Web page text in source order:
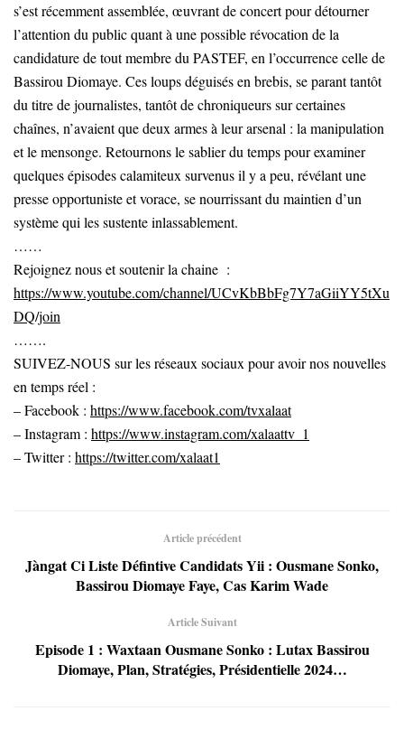
s’est récemment assemblée, œuvrant de concert pour détourner
l’attention du public quant à une possible révocation de la
candidature de tout membre du PASTEF, en l’occurrence celle de
Bassirou Diomaye. Ces loups déguisés en brebis, se parant tantôt
du titre de journalistes, tantôt de chroniqueurs sur certaines
chaînes, n’avaient que deux armes à leur arsenal : la manipulation
et le mensonge. Retournons le sablier du temps pour examiner
quelques épisodes calamiteux survenus il y a peu, révélant une
presse opportuniste et vorace, se nourrissant du maintien d’un
système qui les sustente inlassablement.
……
Rejoignez nous et soutenir la chaine :
https://www.youtube.com/channel/UCvKbBbFg7Y7aGiiYY5tXu
DQ/join
…….
SUIVEZ-NOUS sur les réseaux sociaux pour avoir nos nouvelles
en temps réel :
– Facebook : https://www.facebook.com/tvxalaat
– Instagram : https://www.instagram.com/xalaattv_1
– Twitter : https://twitter.com/xalaat1
Article précédent
Jàngat Ci Liste Défintive Candidats Yii : Ousmane Sonko,
Bassirou Diomaye Faye, Cas Karim Wade
Article Suivant
Episode 1 : Waxtaan Ousmane Sonko : Lutax Bassirou
Diomaye, Plan, Stratégies, Présidentielle 2024…